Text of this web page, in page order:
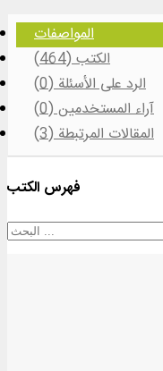
المواصفات
الكتب (464)
الرد على الأسئلة (0)
آراء المستخدمين (0)
المقالات المرتبطة (3)
فهرس الكتب